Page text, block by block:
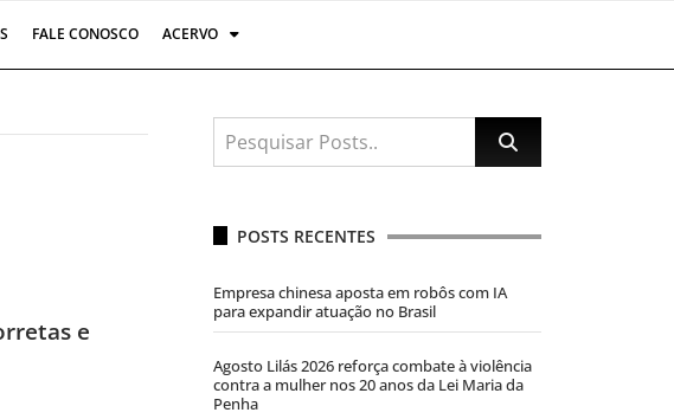
FALE CONOSCO ACERVO
e
POSTS RECENTES
Empresa chinesa aposta em robôs com IA
para expandir atuação no Brasil
Agosto Lilás 2026 reforça combate à violência
contra a mulher nos 20 anos da Lei Maria da
Penha